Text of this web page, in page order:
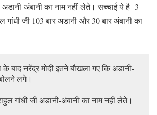
May 8, 2024
अडानी-अंबानी का नाम नहीं लेते। सच्चाई ये है- 3
जी 103 बार अडानी और 30 बार अंबानी का
बाद नरेंद्र मोदी इतने बौखला गए कि अडानी-
लगे।
गांधी जी अडानी-अंबानी का नाम नहीं लेते।